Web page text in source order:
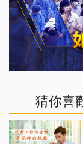
猜你喜